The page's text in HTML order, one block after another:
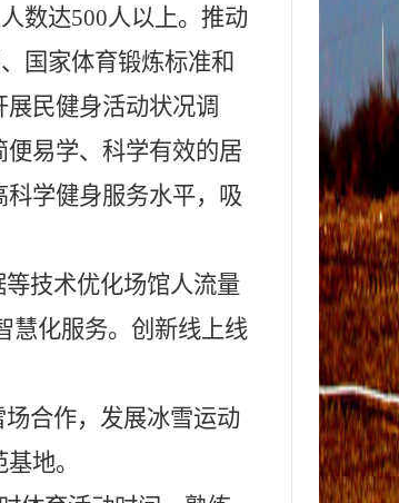
数达500人以上。推动
国家体育锻炼标准和
民健身活动状况调
易学、科学有效的居
学健身服务水平，吸
技术优化场馆人流量
慧化服务。创新线上线
合作，发展冰雪运动
地。